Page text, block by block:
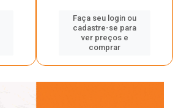
Faça seu login ou
cadastre-se para
ver preços e
comprar